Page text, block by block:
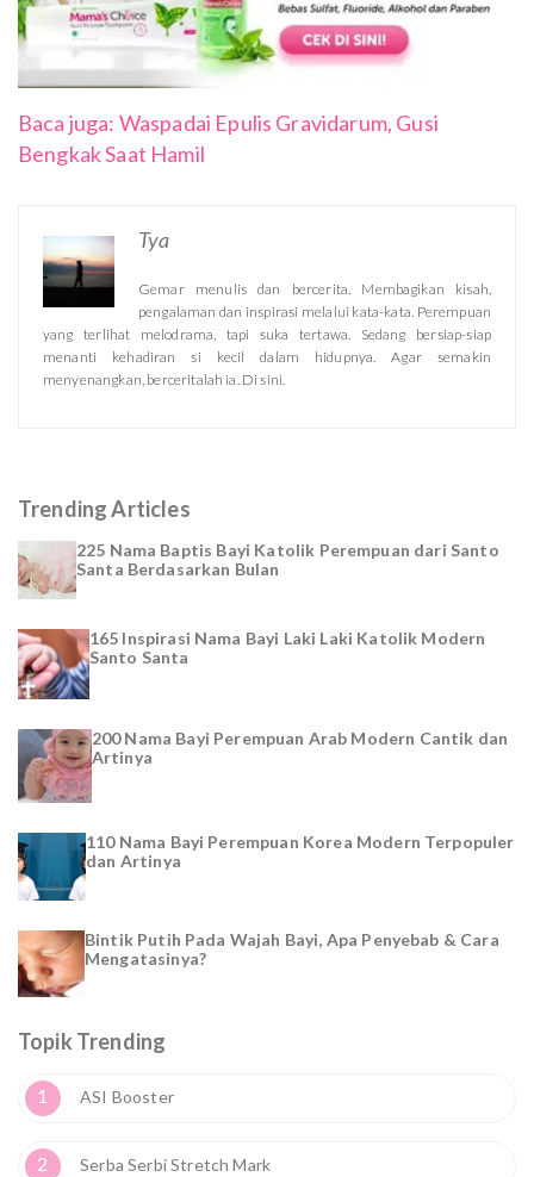
Baca juga: Waspadai Epulis Gravidarum, Gusi
Bengkak Saat Hamil
Tya
Gemar menulis dan bercerita. Membagikan kisah,
pengalaman dan inspirasi melalui kata-kata. Perempuan
yang terlihat melodrama, tapi suka tertawa. Sedang bersiap-siap
menanti kehadiran si kecil dalam hidupnya. Agar semakin
menyenangkan, berceritalah ia. Di sini.
Trending Articles
225 Nama Baptis Bayi Katolik Perempuan dari Santo
Santa Berdasarkan Bulan
165 Inspirasi Nama Bayi Laki Laki Katolik Modern
Santo Santa
200 Nama Bayi Perempuan Arab Modern Cantik dan
Artinya
110 Nama Bayi Perempuan Korea Modern Terpopuler
dan Artinya
Bintik Putih Pada Wajah Bayi, Apa Penyebab & Cara
Mengatasinya?
Topik Trending
1 ASI Booster
2 Serba Serbi Stretch Mark